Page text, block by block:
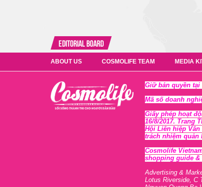
Editorial Board
ABOUT US COSMOLIFE TEAM MEDIA
Giữ bản quyền tại
Mã số doanh
Giấy phép hoạt
16/8/2017. Trang
Hội Liên hiệp Văn
trách nhiệm quản
Cosmolife
shopping guide &
Advertising &
Lotus Riverside, C